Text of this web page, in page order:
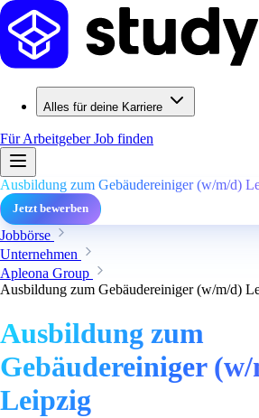
Alles für deine Karriere
Für ArbeitgeberJob finden
Ausbildung zum Gebäudereiniger (w/m/d)
Jetzt bewerben
Jobbörse
Unternehmen
Apleona Group
Ausbildung zum Gebäudereiniger (w/m/d)
Ausbildung zum
Gebäudereiniger
Leipzig